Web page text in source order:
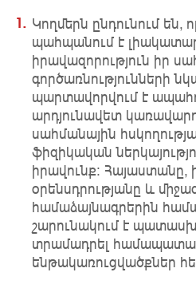
Կողմերն ընդունում են,
պահպանում է
իրավազորություն իր
գործառնությունների
պարտավորվում է
արդյունավետ
սահմանային
ֆիզիկական
իրավունք։
օրենսդրությանը և
համաձայնագրերին
շարունակում է
տրամադրել
ենթակառուցվածքներ